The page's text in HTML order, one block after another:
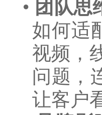
团队思
如何适
视频，
问题，
让客户